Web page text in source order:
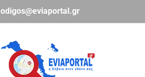
odigos@eviaportal.gr